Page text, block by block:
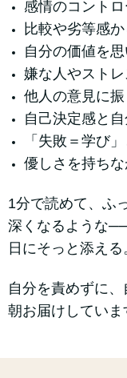
感情のコント
比較や劣等感
自分の価値を
嫌な人やスト
他人の意見に
自己決定感と
「失敗＝学び
優しさを持ち
1分で読めて、ふ
深くなるような
日にそっと添える
自分を責めずに
朝お届けしていま